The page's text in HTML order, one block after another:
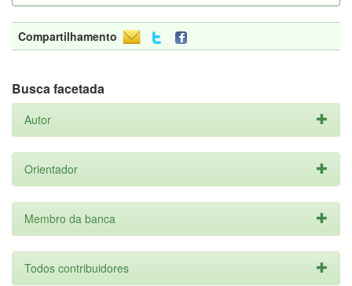
Compartilhamento
Busca facetada
Autor
Orientador
Membro da banca
Todos contribuidores